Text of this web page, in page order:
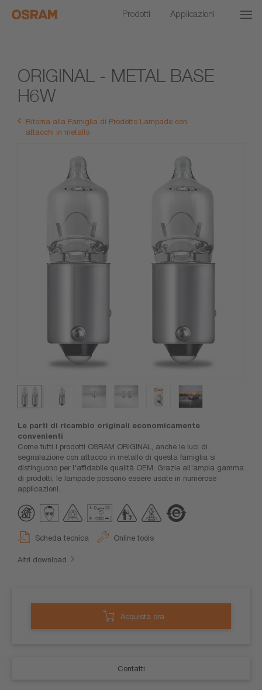
Prodotti Applicazioni
ORIGINAL - METAL BASE
H6W
Ritorna alla Famiglia di Prodotto Lampade con
attacchi in metallo
Le parti di ricambio originali economicamente
convenienti
Come tutti i prodotti OSRAM ORIGINAL, anche le luci di
segnalazione con attacco in metallo di questa famiglia si
distinguono per l'affidabile qualità OEM. Grazie all'ampia gamma
di prodotti, le lampade possono essere usate in numerose
applicazioni.
Scheda tecnica Online tools
Altri download
Acquista ora
Contatti